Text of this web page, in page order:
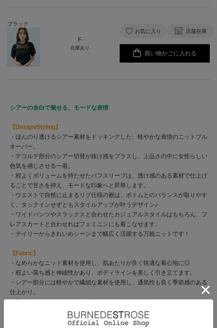
ブラック
F
在庫あり
お気に入り 店舗在庫
買い物かごに入れる
シアーの余白で魅せる、モードな表情
【Design/Styling】
・ほんのり透けるシアー素材をドッキングした、軽やかな表情のニットプル
オーバー。
・デコルテ部分のシアー切替が抜け感をプラスし、上品さの中に女性らしい
色気を感じさせる一着。
・程よくボリュームを持たせたパフスリーブは、透け感のある素材で仕上げ
ることで甘さを抑え、モードな印象へと昇華します。
・ウエストで自然に止まるリブ仕様の裾は、ボトムとのバランスが取りやす
く、タックインせずともスタイルアップが叶うデザイン♪
・ワイドパンツやスラックスと合わせたカジュアルスタイルはもちろん、フ
レアスカートと合わせればフェミニンにも着こなせます。
・デイリーからきれいめシーンまで幅広く活躍する万能ニットです！
【Fabric】
・なめらかなニット素材を使用し、肌あたりが良く快適な着心地に◎
・程よい落ち感と伸縮性があり、ボディラインを美しく引き立てます。
・シアー部分には軽やかで繊細な素材を使用し、通気性も良く季節感のある
仕上がり。
・ホワイト、クリーム、ブルー、ブラックの4色展開となります。